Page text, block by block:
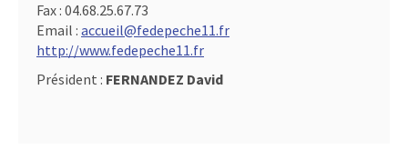
Fax : 04.68.25.67.73
Email : accueil@fedepeche11.fr
http://www.fedepeche11.fr
Président : FERNANDEZ David